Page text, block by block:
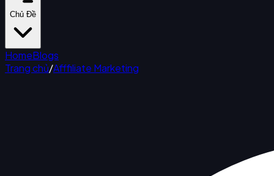
Chủ Đề
HomeBlogs
Trang chủ/Afffiliate Marketing